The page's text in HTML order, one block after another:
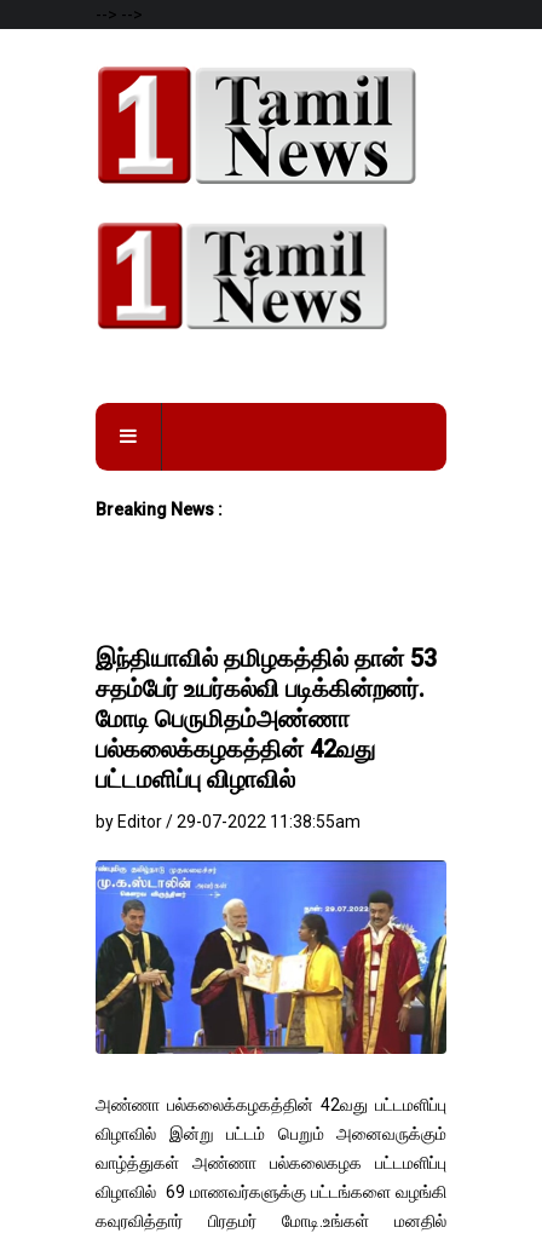
--> -->
Breaking News :
இந்தியாவில் தமிழகத்தில் தான் 53
சதம்பேர் உயர்கல்வி படிக்கின்றனர்.
மோடி பெருமிதம்அண்ணா
பல்கலைக்கழகத்தின் 42வது
பட்டமளிப்பு விழாவில்
by Editor / 29-07-2022 11:38:55am
அண்ணா பல்கலைக்கழகத்தின் 42வது பட்டமளிப்பு
விழாவில் இன்று பட்டம் பெறும் அனைவருக்கும்
வாழ்த்துகள் அண்ணா பல்கலைகழக பட்டமளிப்பு
விழாவில் 69 மாணவர்களுக்கு பட்டங்களை வழங்கி
கவுரவித்தார் பிரதமர் மோடி.உங்கள் மனதில்